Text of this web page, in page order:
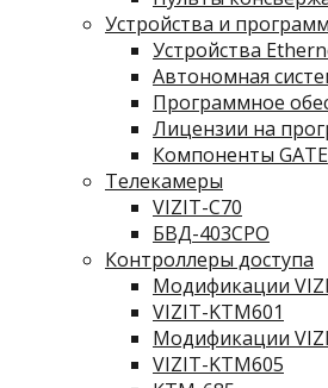
Устройства и
Устройства
Автономная
Программное
Лицензии на
Компоненты GATE
Телекамеры
VIZIT-C70
БВД-403СРО
Контроллеры доступа
Модификации
VIZIT-KTM601
Модификации
VIZIT-KTM605